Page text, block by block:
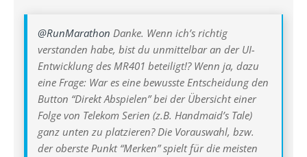
@RunMarathon Danke. Wenn ich’s richtig
verstanden habe, bist du unmittelbar an der UI-
Entwicklung des MR401 beteiligt!? Wenn ja, dazu
eine Frage: War es eine bewusste Entscheidung den
Button “Direkt Abspielen” bei der Übersicht einer
Folge von Telekom Serien (z.B. Handmaid’s Tale)
ganz unten zu platzieren? Die Vorauswahl, bzw.
der oberste Punkt “Merken” spielt für die meisten